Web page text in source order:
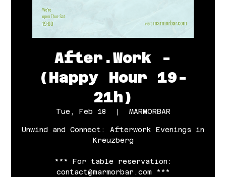
After.Work -
(Happy Hour 19-
21h)
Tue, Feb 18
  |
MARMORBAR
Unwind and Connect: Afterwork Evenings in
Kreuzberg
*** For table reservation:
contact@marmorbar.com ***